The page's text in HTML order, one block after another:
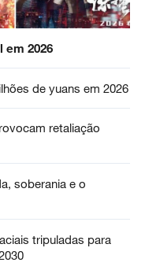
em 2026
de yuans em 2026
retaliação
soberania e o
tripuladas para